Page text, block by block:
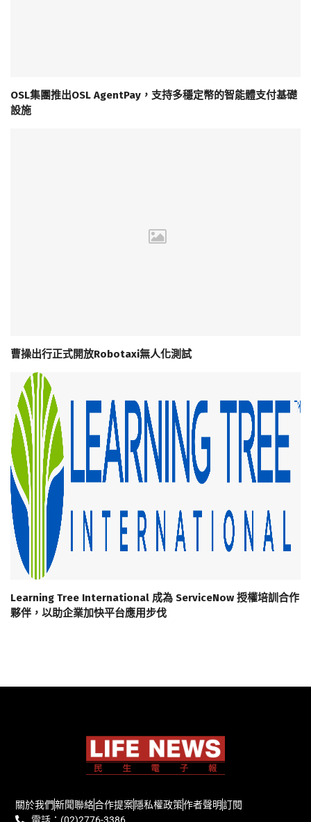
OSL集團推出OSL AgentPay，支持多穩定幣的智能體支付基礎
設施
曹操出行正式開放Robotaxi無人化測試
Learning Tree International 成為 ServiceNow 授權培訓合作
夥伴，以助企業加快平台應用步伐
關於我們新聞聯絡合作提案隱私權政策作者聲明訂閱